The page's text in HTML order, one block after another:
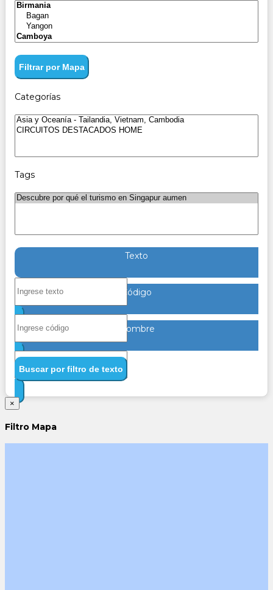
Filtrar por Mapa
Categorías
Tags
Texto
Código
Nombre
Buscar por filtro de texto
×
Filtro Mapa